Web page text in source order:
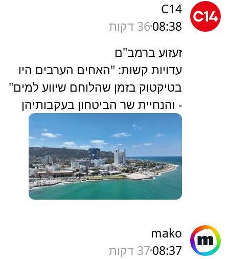
C14
08:3836 דקות
זעזוע ברמב"ם
עדויות קשות: "האחים הערבים היו
בטיקטוק בזמן שהלוחם שיווע למים"
- והנחיית שר הביטחון בעקבותיהן
mako
08:3737 דקות